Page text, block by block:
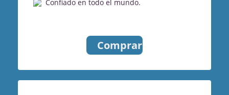
Confiado en todo el mundo.
Comprar